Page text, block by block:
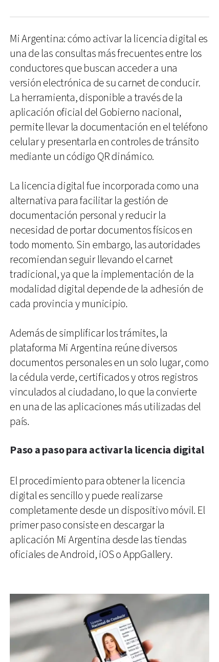
Mi Argentina: cómo activar la licencia digital es
una de las consultas más frecuentes entre los
conductores que buscan acceder a una
versión electrónica de su carnet de conducir.
La herramienta, disponible a través de la
aplicación oficial del Gobierno nacional,
permite llevar la documentación en el teléfono
celular y presentarla en controles de tránsito
mediante un código QR dinámico.
La licencia digital fue incorporada como una
alternativa para facilitar la gestión de
documentación personal y reducir la
necesidad de portar documentos físicos en
todo momento. Sin embargo, las autoridades
recomiendan seguir llevando el carnet
tradicional, ya que la implementación de la
modalidad digital depende de la adhesión de
cada provincia y municipio.
Además de simplificar los trámites, la
plataforma Mi Argentina reúne diversos
documentos personales en un solo lugar, como
la cédula verde, certificados y otros registros
vinculados al ciudadano, lo que la convierte
en una de las aplicaciones más utilizadas del
país.
Paso a paso para activar la licencia digital
El procedimiento para obtener la licencia
digital es sencillo y puede realizarse
completamente desde un dispositivo móvil. El
primer paso consiste en descargar la
aplicación Mi Argentina desde las tiendas
oficiales de Android, iOS o AppGallery.